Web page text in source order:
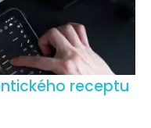
receptu